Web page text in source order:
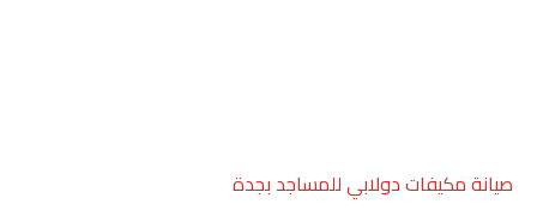
صيانة مكيفات دولابي للمساجد بجدة